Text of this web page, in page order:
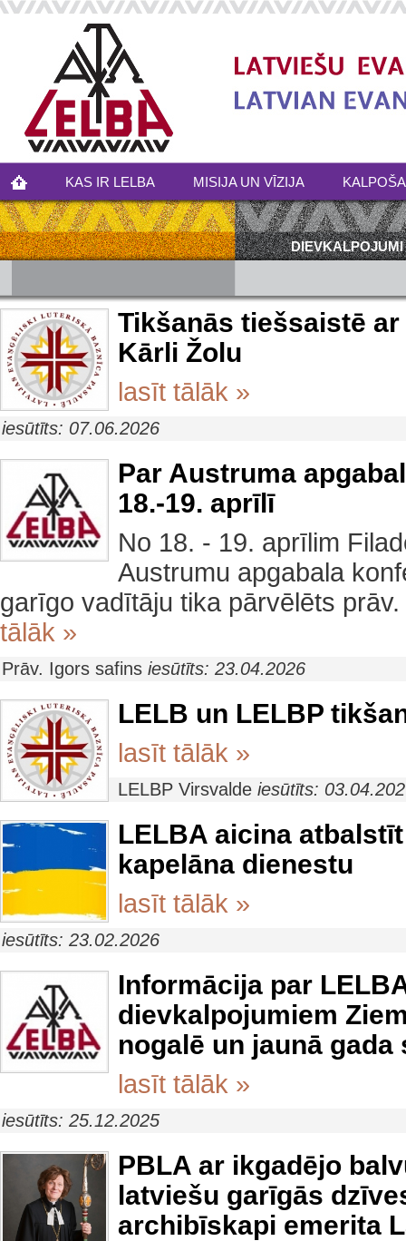
KAS IR LELBA MISIJA UN VĪZIJA
DIEVKALPOJUMI
Tikšanās tiešsaistē
Kārli Žolu
lasīt tālāk »
iesūtīts: 07.06.2026
Par Austruma
18.-19. aprīlī
No 18. - 19. aprīlim
Austrumu apgabala
garīgo vadītāju tika pārvēlēts
tālāk »
Prāv. Igors safins iesūtīts: 23.04.2026
LELB un LELBP
lasīt tālāk »
LELBP Virsvalde iesūtīts:
LELBA aicina
kapelāna dienestu
lasīt tālāk »
iesūtīts: 23.02.2026
Informācija par
dievkalpojumiem
nogalē un jaunā gada
lasīt tālāk »
iesūtīts: 25.12.2025
PBLA ar ikgadējo
latviešu garīgās
archibīskapi emerita